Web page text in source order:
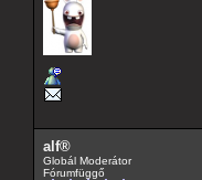
alf®
Globál Moderátor
Fórumfüggő